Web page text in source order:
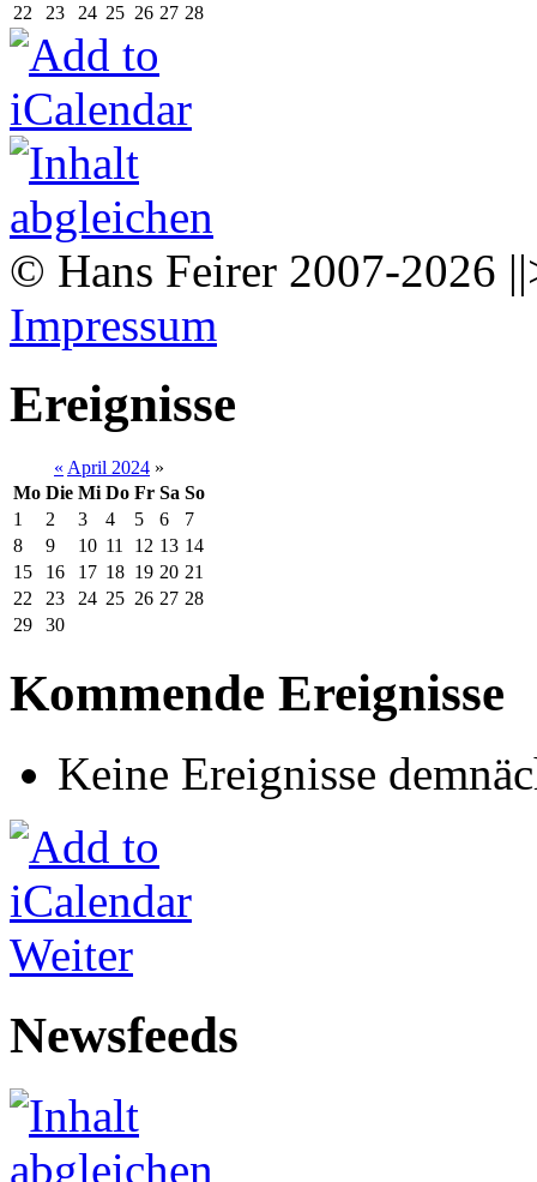
22
23 24 25 26 27 28
© Hans Feirer 2007-2026
Impressum
Ereignisse
« April 2024 »
Mo Die Mi Do Fr Sa So
1
2 3 4 5 6
7
8
9 10 11 12 13 14
15
16 17 18 19 20 21
22
23 24 25 26 27 28
29
30
Kommende Ereignisse
Keine Ereignisse
Weiter
Newsfeeds